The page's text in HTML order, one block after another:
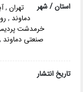
استان / شهر تهران ,
دماوند ,
خرمدشت
صنعتی دماوند ,
تاریخ انتشار